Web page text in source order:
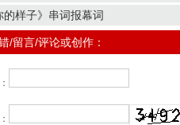
的样子》串词报幕词
/留言/评论或创作：